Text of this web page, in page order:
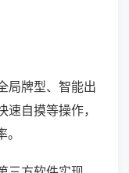
局牌型、智能出
自摸等操作，